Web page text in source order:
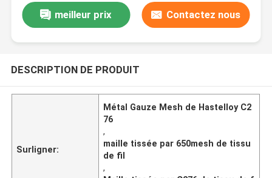
meilleur prix Contactez nous
DESCRIPTION DE PRODUIT
Surligner:
Métal Gauze Mesh de Hastelloy C2
76
,
maille tissée par 650mesh de tissu
de fil
,